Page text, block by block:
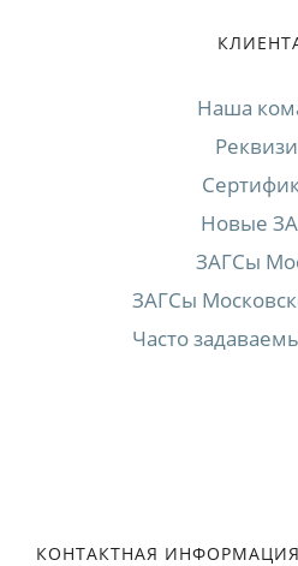
Наша
Новые
ЗАГСы
ЗАГСы
Часто
КОНТАКТНАЯ ИНФОРМАЦИЯ